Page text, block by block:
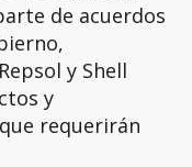
de acuerdos
y Shell
y
requerirán